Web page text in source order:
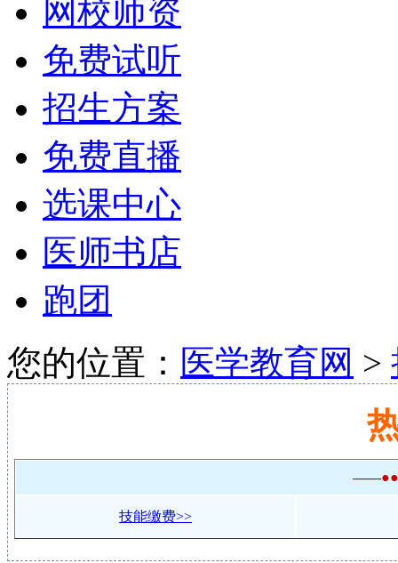
网校师资
免费试听
招生方案
免费直播
选课中心
医师书店
跑团
您的位置： 医学教育网 >
技能缴费>>